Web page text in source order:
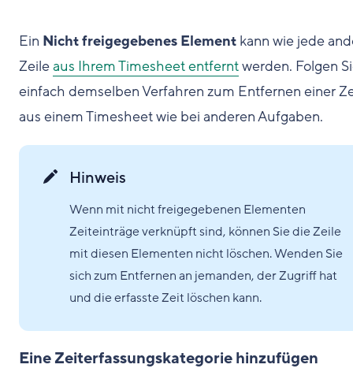
Ein Nicht freigegebenes Element kann wie jede
Zeileaus Ihrem Timesheet entferntwerden. Folgen
einfach demselben Verfahren zum Entfernen einer
aus einem Timesheet wie bei anderen Aufgaben.
Hinweis
Wenn mit nicht freigegebenen Elementen
Zeiteinträge verknüpft sind, können Sie die Zeile
mit diesen Elementen nicht löschen. Wenden Sie
sich zum Entfernen an jemanden, der Zugriff hat
und die erfasste Zeit löschen kann.
Eine Zeiterfassungskategorie hinzufügen